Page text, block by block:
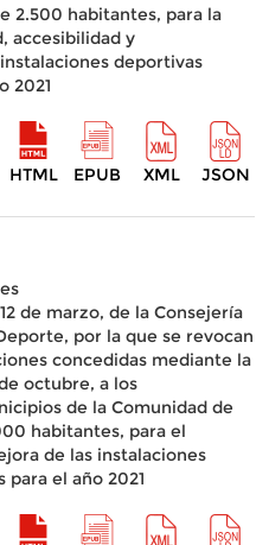
2.500 habitantes, para la
accesibilidad y
deportivas
2021
HTML EPUB XML JSON
de marzo, de la Consejería
por la que se revocan
concedidas mediante la
octubre, a los
de la Comunidad de
habitantes, para el
de las instalaciones
el año 2021